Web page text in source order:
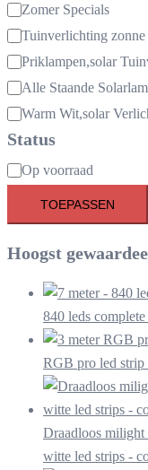
Zomer Specials
Tuinverlichting zonne
Priklampen,solar
Alle Staande
Warm Wit,solar
Status
Beschikbaarheid
Op voorraad
TOEPASSEN
Hoogst
840 leds
RGB pro led strip
Draadloos
witte led strips -